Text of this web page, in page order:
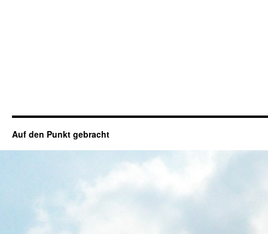
Auf den Punkt gebracht